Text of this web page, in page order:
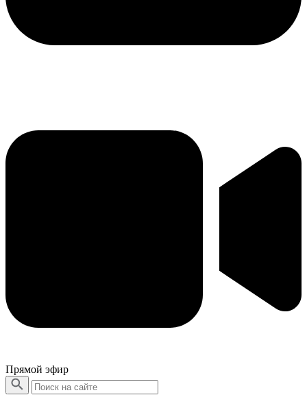
Прямой эфир